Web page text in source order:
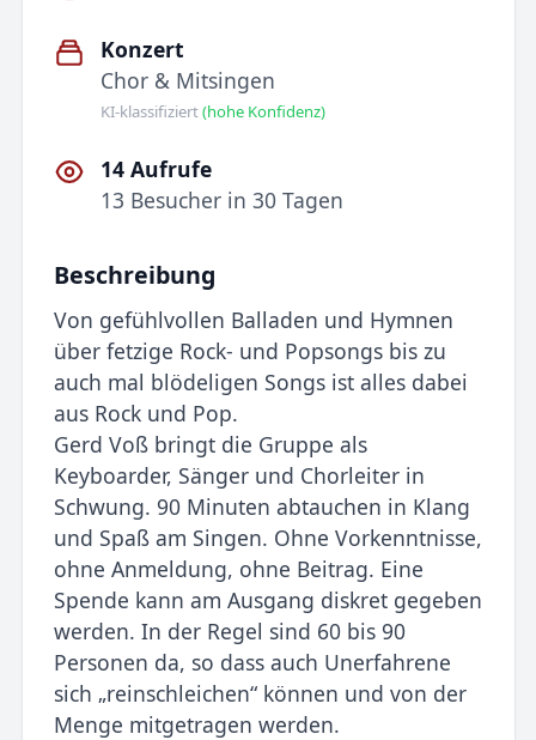
Konzert
Chor & Mitsingen
KI-klassifiziert(hohe Konfidenz)
14 Aufrufe
13 Besucher in 30 Tagen
Beschreibung
Von gefühlvollen Balladen und Hymnen
über fetzige Rock- und Popsongs bis zu
auch mal blödeligen Songs ist alles dabei
aus Rock und Pop.
Gerd Voß bringt die Gruppe als
Keyboarder, Sänger und Chorleiter in
Schwung. 90 Minuten abtauchen in Klang
und Spaß am Singen. Ohne Vorkenntnisse,
ohne Anmeldung, ohne Beitrag. Eine
Spende kann am Ausgang diskret gegeben
werden. In der Regel sind 60 bis 90
Personen da, so dass auch Unerfahrene
sich „reinschleichen“ können und von der
Menge mitgetragen werden.